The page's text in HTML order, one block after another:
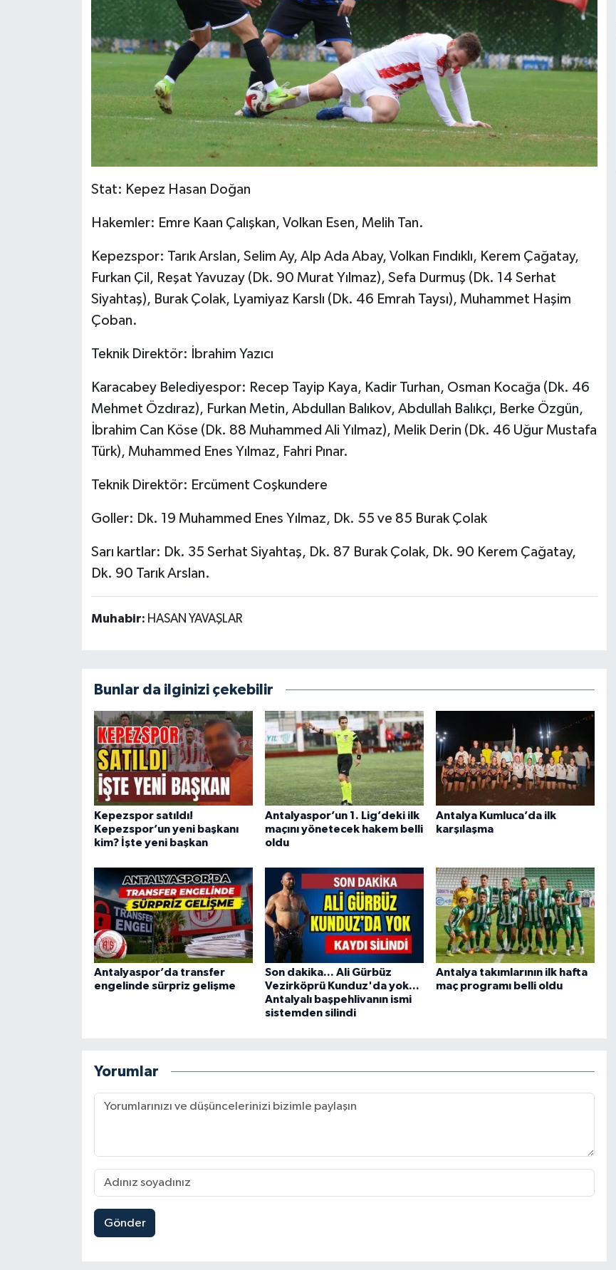
Stat: Kepez Hasan Doğan
Hakemler: Emre Kaan Çalışkan, Volkan Esen, Melih Tan.
Kepezspor: Tarık Arslan, Selim Ay, Alp Ada Abay, Volkan Fındıklı, Kerem Çağatay,
Furkan Çil, Reşat Yavuzay (Dk. 90 Murat Yılmaz), Sefa Durmuş (Dk. 14 Serhat
Siyahtaş), Burak Çolak, Lyamiyaz Karslı (Dk. 46 Emrah Taysı), Muhammet Haşim
Çoban.
Teknik Direktör: İbrahim Yazıcı
Karacabey Belediyespor: Recep Tayip Kaya, Kadir Turhan, Osman Kocağa (Dk. 46
Mehmet Özdıraz), Furkan Metin, Abdullan Balıkov, Abdullah Balıkçı, Berke Özgün,
İbrahim Can Köse (Dk. 88 Muhammed Ali Yılmaz), Melik Derin (Dk. 46 Uğur Mustafa
Türk), Muhammed Enes Yılmaz, Fahri Pınar.
Teknik Direktör: Ercüment Coşkundere
Goller: Dk. 19 Muhammed Enes Yılmaz, Dk. 55 ve 85 Burak Çolak
Sarı kartlar: Dk. 35 Serhat Siyahtaş, Dk. 87 Burak Çolak, Dk. 90 Kerem Çağatay,
Dk. 90 Tarık Arslan.
Muhabir: HASAN YAVAŞLAR
Bunlar da ilginizi çekebilir
Kepezspor satıldı!
Kepezspor’un yeni başkanı
kim? İşte yeni başkan
Antalyaspor’un 1. Lig’deki ilk
maçını yönetecek hakem belli
oldu
Antalya Kumluca’da ilk
karşılaşma
Antalyaspor’da transfer
engelinde sürpriz gelişme
Son dakika... Ali Gürbüz
Vezirköprü Kunduz'da yok...
Antalyalı başpehlivanın ismi
sistemden silindi
Antalya takımlarının ilk hafta
maç programı belli oldu
Yorumlar
Gönder